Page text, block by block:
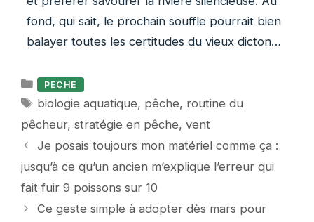
fond, qui sait, le prochain souffle pourrait bien
balayer toutes les certitudes du vieux dicton…
Catégories
PECHE
Étiquettes
biologie aquatique, pêche, routine du
pêcheur, stratégie en pêche, vent
Je posais toujours mon matériel comme ça :
jusqu’à ce qu’un ancien m’explique l’erreur qui
fait fuir 9 poissons sur 10
Ce geste simple à adopter dès mars pour